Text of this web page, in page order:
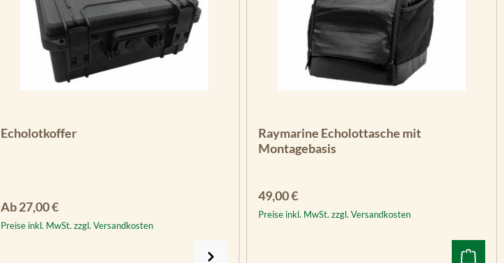
Echolotkoffer
Regulärer Preis:
Ab27,00 €
Preise inkl. MwSt. zzgl. Versandkosten
Raymarine Echolottasche mit
Montagebasis
Regulärer Preis:
49,00 €
Preise inkl. MwSt. zzgl. Versandkosten